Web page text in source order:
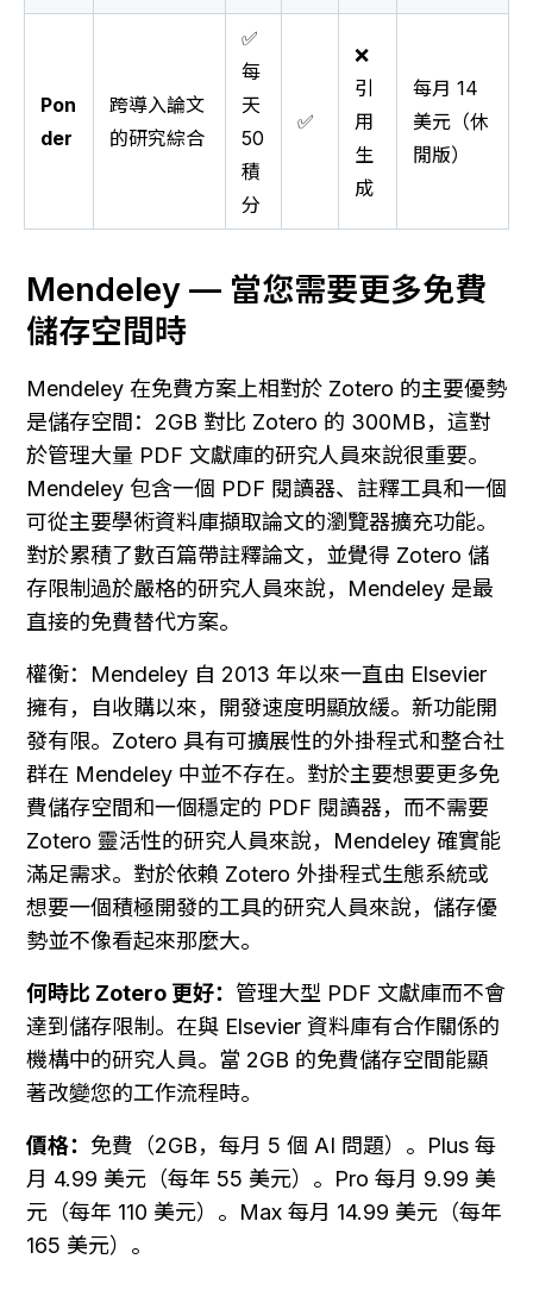
Pon
der
跨導入論文
的研究綜合
✅
每
天
50
積
分
✅
❌
引
用
生
成
每月 14
美元（休
閒版）
Mendeley — 當您需要更多免費
儲存空間時
Mendeley 在免費方案上相對於 Zotero 的主要優勢
是儲存空間：2GB 對比 Zotero 的 300MB，這對
於管理大量 PDF 文獻庫的研究人員來說很重要。
Mendeley 包含一個 PDF 閱讀器、註釋工具和一個
可從主要學術資料庫擷取論文的瀏覽器擴充功能。
對於累積了數百篇帶註釋論文，並覺得 Zotero 儲
存限制過於嚴格的研究人員來說，Mendeley 是最
直接的免費替代方案。
權衡：Mendeley 自 2013 年以來一直由 Elsevier
擁有，自收購以來，開發速度明顯放緩。新功能開
發有限。Zotero 具有可擴展性的外掛程式和整合社
群在 Mendeley 中並不存在。對於主要想要更多免
費儲存空間和一個穩定的 PDF 閱讀器，而不需要
Zotero 靈活性的研究人員來說，Mendeley 確實能
滿足需求。對於依賴 Zotero 外掛程式生態系統或
想要一個積極開發的工具的研究人員來說，儲存優
勢並不像看起來那麼大。
何時比 Zotero 更好： 管理大型 PDF 文獻庫而不會
達到儲存限制。在與 Elsevier 資料庫有合作關係的
機構中的研究人員。當 2GB 的免費儲存空間能顯
著改變您的工作流程時。
價格： 免費（2GB，每月 5 個 AI 問題）。Plus 每
月 4.99 美元（每年 55 美元）。Pro 每月 9.99 美
元（每年 110 美元）。Max 每月 14.99 美元（每年
165 美元）。